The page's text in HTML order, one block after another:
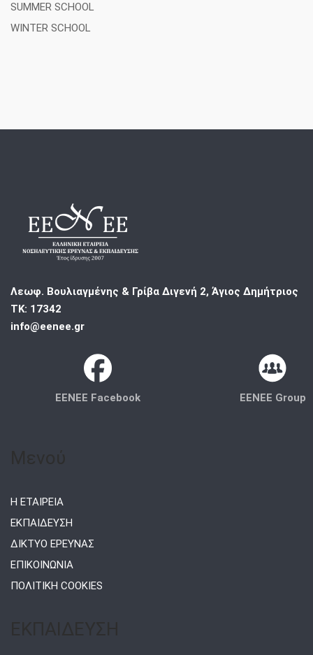
SUMMER SCHOOL
WINTER SCHOOL
Λεωφ. Βουλιαγμένης & Γρίβα Διγενή 2, Άγιος Δημήτριος
ΤΚ: 17342
info@eenee.gr
EENEE Facebook EENEE Group
Η ΕΤΑΙΡΕΙΑ
ΕΚΠΑΙΔΕΥΣΗ
ΔΙΚΤΥΟ ΕΡΕΥΝΑΣ
ΕΠΙΚΟΙΝΩΝΙΑ
ΠΟΛΙΤΙΚΗ COOKIES